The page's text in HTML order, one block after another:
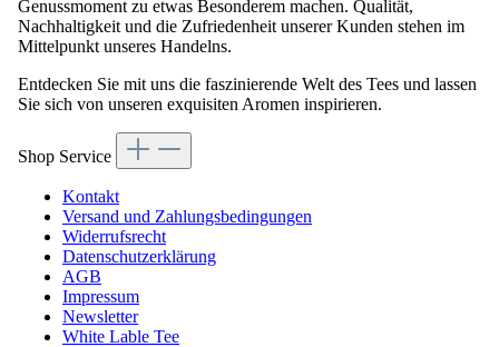
Genussmoment zu etwas Besonderem machen. Qualität,
Nachhaltigkeit und die Zufriedenheit unserer Kunden stehen im
Mittelpunkt unseres Handelns.
Entdecken Sie mit uns die faszinierende Welt des Tees und lassen
Sie sich von unseren exquisiten Aromen inspirieren.
Shop Service
Kontakt
Versand und Zahlungsbedingungen
Widerrufsrecht
Datenschutzerklärung
AGB
Impressum
Newsletter
White Lable Tee